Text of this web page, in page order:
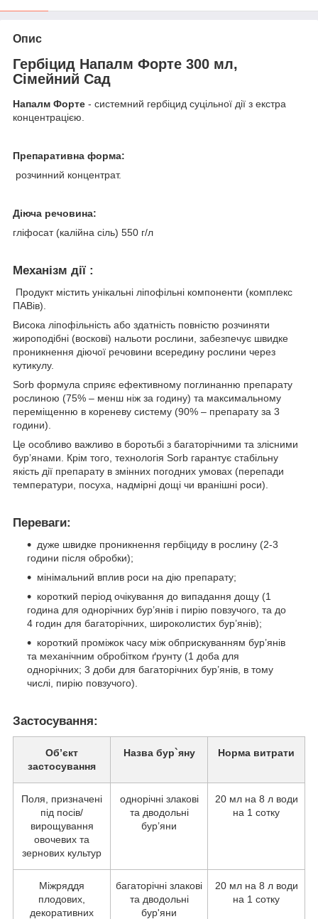
Опис
Гербіцид Напалм Форте 300 мл,
Сімейний Сад
Напалм Форте - системний гербіцид суцільної дії з екстра
концентрацією.
Препаративна форма:
розчинний концентрат.
Діюча речовина:
гліфосат (калійна сіль) 550 г/л
Механізм дії :
Продукт містить унікальні ліпофільні компоненти (комплекс
ПАВів).
Висока ліпофільність або здатність повністю розчиняти
жироподібні (воскові) нальоти рослини, забезпечує швидке
проникнення діючої речовини всередину рослини через
кутикулу.
Sorb формула сприяє ефективному поглинанню препарату
рослиною (75% – менш ніж за годину) та максимальному
переміщенню в кореневу систему (90% – препарату за 3
години).
Це особливо важливо в боротьбі з багаторічними та злісними
бур’янами. Крім того, технологія Sorb гарантує стабільну
якість дії препарату в змінних погодних умовах (перепади
температури, посуха, надмірні дощі чи вранішні роси).
Переваги:
дуже швидке проникнення гербіциду в рослину (2-3
години після обробки);
мінімальний вплив роси на дію препарату;
короткий період очікування до випадання дощу (1
година для однорічних бур’янів і пирію повзучого, та до
4 годин для багаторічних, широколистих бур’янів);
короткий проміжок часу між обприскуванням бур’янів
та механічним обробітком ґрунту (1 доба для
однорічних; 3 доби для багаторічних бур’янів, в тому
числі, пирію повзучого).
Застосування:
Об’єкт
застосування
Назвабур`яну Норма витрати
Поля, призначені
під посів/
вирощування
овочевих та
зернових культур
однорічні злакові
та дводольні
бур’яни
20 мл на 8 л води
на 1 сотку
Міжряддя
плодових,
декоративних
багаторічні злакові
та дводольні
бур'яни
20 мл на 8 л води
на 1 сотку